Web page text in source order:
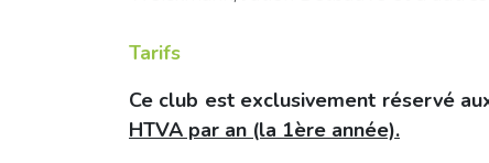
Tarifs
Ce club est exclusivement réservé
HTVA par an (la 1ère année).